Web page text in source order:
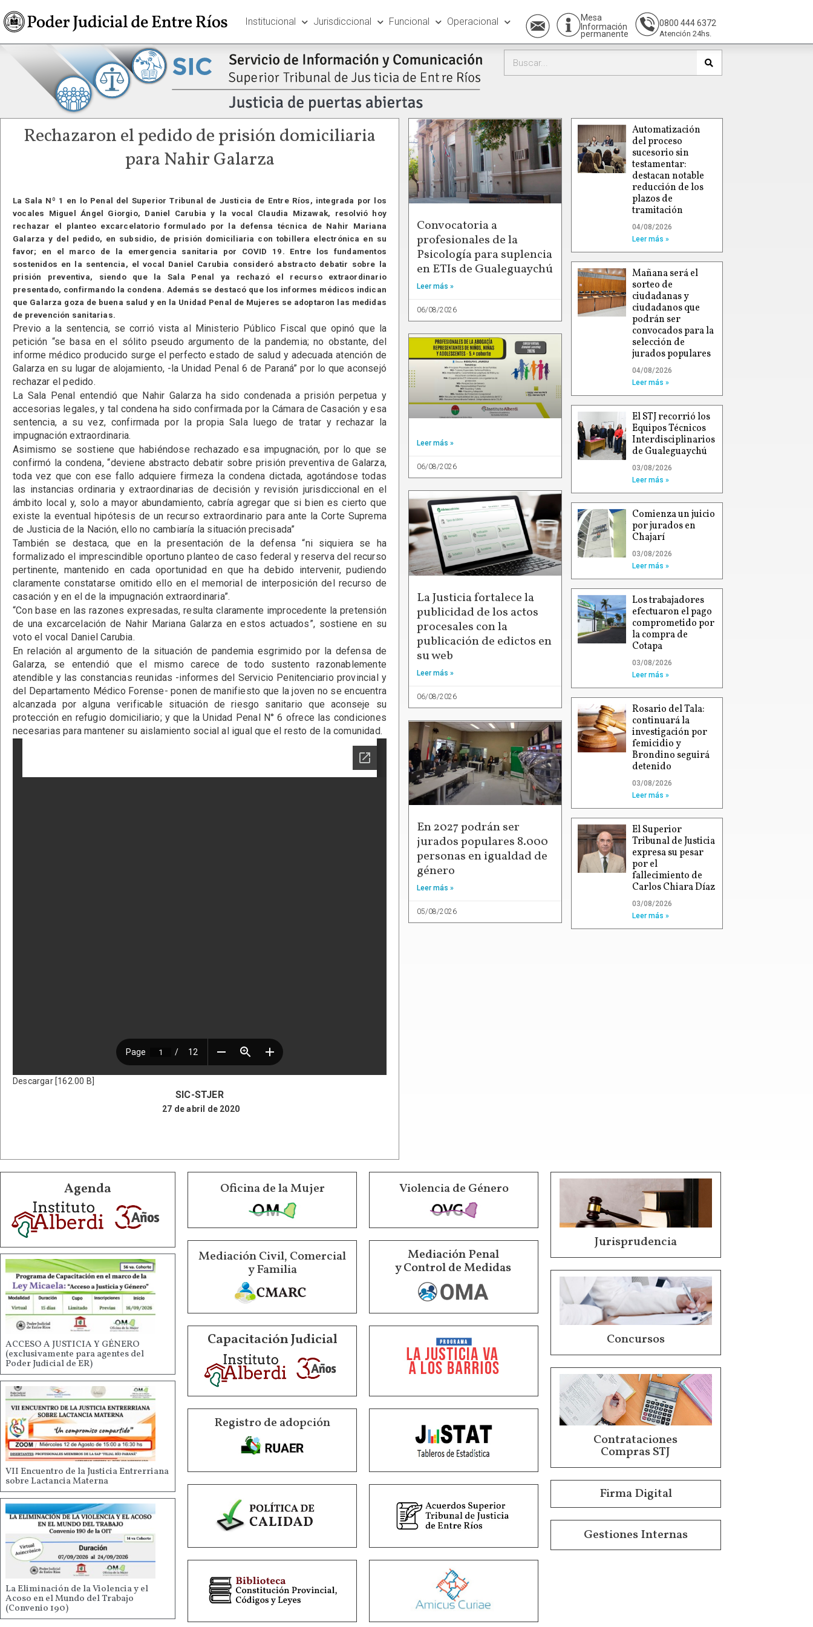
Institucional Jurisdiccional Funcional Operacional
Mesa
Información
permanente
0800 444 6372
Atención 24hs.
Rechazaron el pedido de prisión domiciliaria
para Nahir Galarza
La Sala Nº 1 en lo Penal del Superior Tribunal de Justicia de Entre Ríos, integrada por los
vocales Miguel Ángel Giorgio, Daniel Carubia y la vocal Claudia Mizawak, resolvió hoy
rechazar el planteo excarcelatorio formulado por la defensa técnica de Nahir Mariana
Galarza y del pedido, en subsidio, de prisión domiciliaria con tobillera electrónica en su
favor; en el marco de la emergencia sanitaria por COVID 19. Entre los fundamentos
sostenidos en la sentencia, el vocal Daniel Carubia consideró abstracto debatir sobre la
prisión preventiva, siendo que la Sala Penal ya rechazó el recurso extraordinario
presentado, confirmando la condena. Además se destacó que los informes médicos indican
que Galarza goza de buena salud y en la Unidad Penal de Mujeres se adoptaron las medidas
de prevención sanitarias.
Previo a la sentencia, se corrió vista al Ministerio Público Fiscal que opinó que la
petición “se basa en el sólito pseudo argumento de la pandemia; no obstante, del
informe médico producido surge el perfecto estado de salud y adecuada atención de
Galarza en su lugar de alojamiento, -la Unidad Penal 6 de Paraná” por lo que aconsejó
rechazar el pedido.
La Sala Penal entendió que Nahir Galarza ha sido condenada a prisión perpetua y
accesorias legales, y tal condena ha sido confirmada por la Cámara de Casación y esa
sentencia, a su vez, confirmada por la propia Sala luego de tratar y rechazar la
impugnación extraordinaria.
Asimismo se sostiene que habiéndose rechazado esa impugnación, por lo que se
confirmó la condena, “deviene abstracto debatir sobre prisión preventiva de Galarza,
toda vez que con ese fallo adquiere firmeza la condena dictada, agotándose todas
las instancias ordinaria y extraordinarias de decisión y revisión jurisdiccional en el
ámbito local y, solo a mayor abundamiento, cabría agregar que si bien es cierto que
existe la eventual hipótesis de un recurso extraordinario para ante la Corte Suprema
de Justicia de la Nación, ello no cambiaría la situación precisada”
También se destaca, que en la presentación de la defensa “ni siquiera se ha
formalizado el imprescindible oportuno planteo de caso federal y reserva del recurso
pertinente, mantenido en cada oportunidad en que ha debido intervenir, pudiendo
claramente constatarse omitido ello en el memorial de interposición del recurso de
casación y en el de la impugnación extraordinaria”.
“Con base en las razones expresadas, resulta claramente improcedente la pretensión
de una excarcelación de Nahir Mariana Galarza en estos actuados”, sostiene en su
voto el vocal Daniel Carubia.
En relación al argumento de la situación de pandemia esgrimido por la defensa de
Galarza, se entendió que el mismo carece de todo sustento razonablemente
atendible y las constancias reunidas -informes del Servicio Penitenciario provincial y
del Departamento Médico Forense- ponen de manifiesto que la joven no se encuentra
alcanzada por alguna verificable situación de riesgo sanitario que aconseje su
protección en refugio domiciliario; y que la Unidad Penal N° 6 ofrece las condiciones
necesarias para mantener su aislamiento social al igual que el resto de la comunidad.
Descargar [162.00 B]
SIC-STJER
27 de abril de 2020
Convocatoria a
profesionales de la
Psicología para suplencia
en ETIs de Gualeguaychú
Leer más »
06/08/2026
Leer más »
06/08/2026
La Justicia fortalece la
publicidad de los actos
procesales con la
publicación de edictos en
su web
Leer más »
06/08/2026
En 2027 podrán ser
jurados populares 8.000
personas en igualdad de
género
Leer más »
05/08/2026
Automatización
del proceso
sucesorio sin
testamentar:
destacan notable
reducción de los
plazos de
tramitación
04/08/2026
Leer más »
Mañana será el
sorteo de
ciudadanas y
ciudadanos que
podrán ser
convocados para la
selección de
jurados populares
04/08/2026
Leer más »
El STJ recorrió los
Equipos Técnicos
Interdisciplinarios
de Gualeguaychú
03/08/2026
Leer más »
Comienza un juicio
por jurados en
Chajarí
03/08/2026
Leer más »
Los trabajadores
efectuaron el pago
comprometido por
la compra de
Cotapa
03/08/2026
Leer más »
Rosario del Tala:
continuará la
investigación por
femicidio y
Brondino seguirá
detenido
03/08/2026
Leer más »
El Superior
Tribunal de Justicia
expresa su pesar
por el
fallecimiento de
Carlos Chiara Díaz
03/08/2026
Leer más »
Agenda
ACCESO A JUSTICIA Y GÉNERO
(exclusivamente para agentes del
Poder Judicial de ER)
VII Encuentro de la Justicia Entrerriana
sobre Lactancia Materna
La Eliminación de la Violencia y el
Acoso en el Mundo del Trabajo
(Convenio 190)
Oficina de la Mujer Violencia de Género
Mediación Civil, Comercial
y Familia
Mediación Penal
y Control de Medidas
Capacitación Judicial
Registro de adopción
Jurisprudencia
Concursos
Contrataciones
Compras STJ
Firma Digital
Gestiones Internas